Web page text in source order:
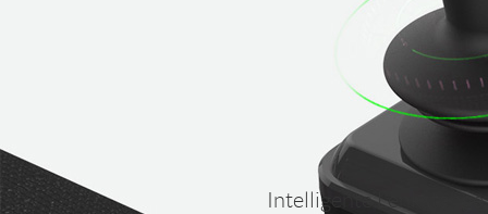
Intelligente Lenkstange